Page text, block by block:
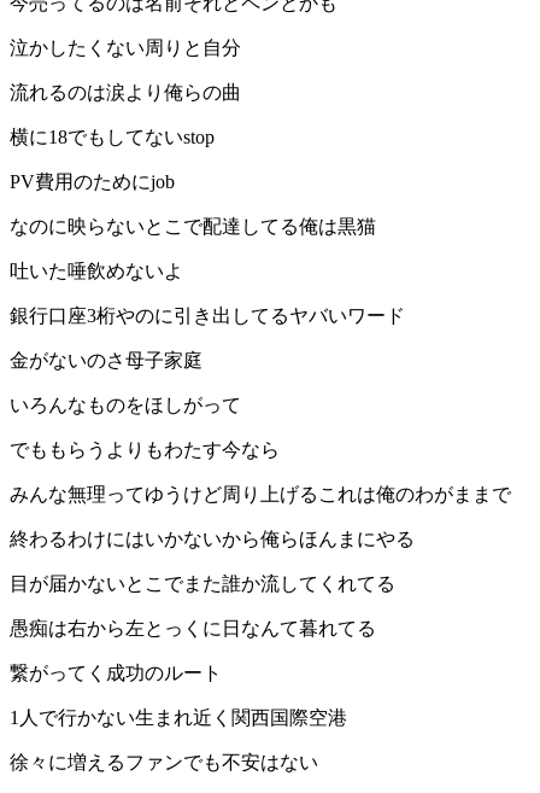
泣かしたくない周りと自分
流れるのは涙より俺らの曲
横に18でもしてないstop
PV費用のためにjob
なのに映らないとこで配達してる俺は黒猫
吐いた唾飲めないよ
銀行口座3桁やのに引き出してるヤバいワード
金がないのさ母子家庭
いろんなものをほしがって
でももらうよりもわたす今なら
みんな無理ってゆうけど周り上げるこれは俺のわがままで
終わるわけにはいかないから俺らほんまにやる
目が届かないとこでまた誰か流してくれてる
愚痴は右から左とっくに日なんて暮れてる
繋がってく成功のルート
1人で行かない生まれ近く関西国際空港
徐々に増えるファンでも不安はない